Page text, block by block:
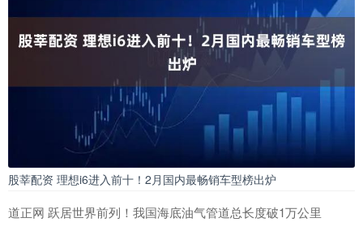
股莘配资 理想i6进入前十！2月国内最畅销车型榜出炉
道正网 跃居世界前列！我国海底油气管道总长度破1万公里